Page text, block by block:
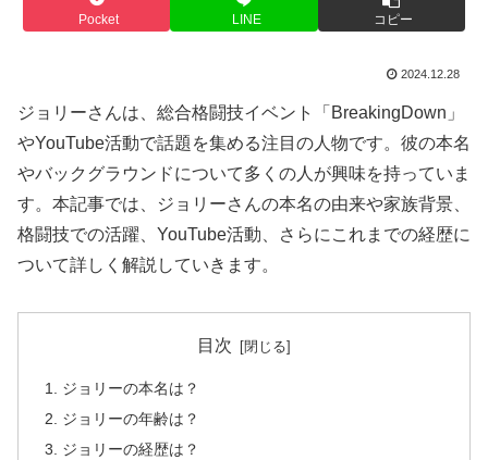
Pocket LINE コピー
2024.12.28
ジョリーさんは、総合格闘技イベント「BreakingDown」
やYouTube活動で話題を集める注目の人物です。彼の本名
やバックグラウンドについて多くの人が興味を持っていま
す。本記事では、ジョリーさんの本名の由来や家族背景、
格闘技での活躍、YouTube活動、さらにこれまでの経歴に
ついて詳しく解説していきます。
目次
ジョリーの本名は？
ジョリーの年齢は？
ジョリーの経歴は？